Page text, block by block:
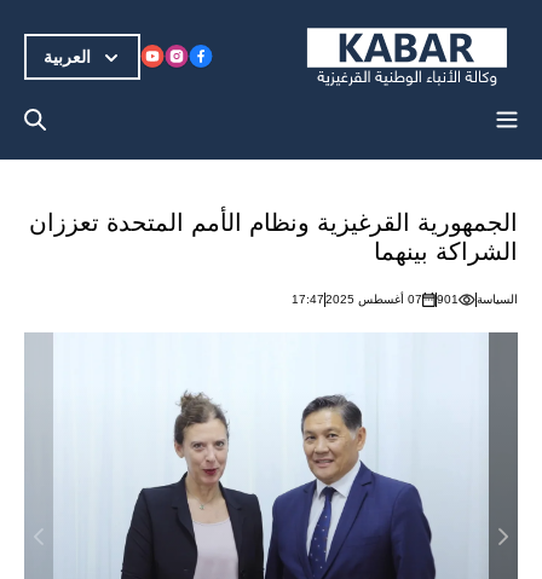
العربية
الجمهورية القرغيزية ونظام الأمم المتحدة تعززان
الشراكة بينهما
السياسة 901 07 أغسطس 2025 17:47